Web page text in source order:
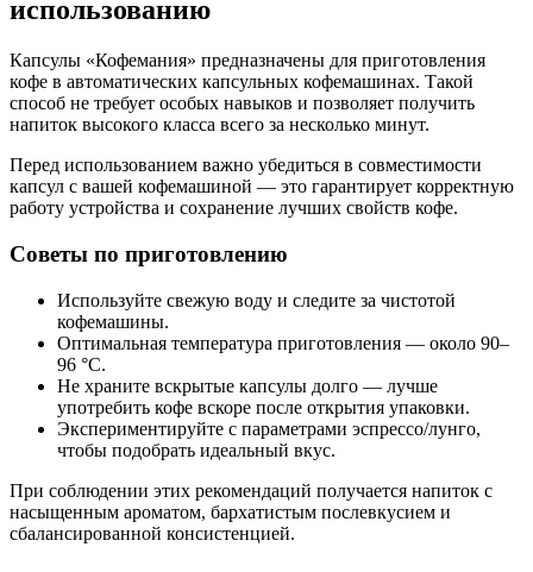
использованию
Капсулы «Кофемания» предназначены для приготовления
кофе в автоматических капсульных кофемашинах. Такой
способ не требует особых навыков и позволяет получить
напиток высокого класса всего за несколько минут.
Перед использованием важно убедиться в совместимости
капсул с вашей кофемашиной — это гарантирует корректную
работу устройства и сохранение лучших свойств кофе.
Советы по приготовлению
Используйте свежую воду и следите за чистотой
кофемашины.
Оптимальная температура приготовления — около 90–
96 °C.
Не храните вскрытые капсулы долго — лучше
употребить кофе вскоре после открытия упаковки.
Экспериментируйте с параметрами эспрессо/лунго,
чтобы подобрать идеальный вкус.
При соблюдении этих рекомендаций получается напиток с
насыщенным ароматом, бархатистым послевкусием и
сбалансированной консистенцией.